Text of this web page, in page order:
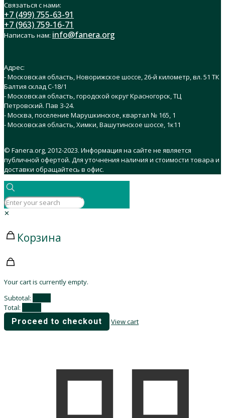
Связаться с нами:
+7 (499) 755-63-91
+7 (963) 759-16-71
Написать нам: info@fanera.org
Адрес:
- Московская область, Новорижское шоссе, 26-й километр, вл. 51 ТК
Балтия склад C-18/1
- Московская область, городской округ Красногорск, ТЦ
Петровский. Пав З-24.
- Москва, поселение Марушкинское, квартал № 165, 1
- Московская область, Химки, Вашутинское шоссе, 1к11
© Fanera.org, 2012-2023. Информация на сайте не является
публичной офертой. Для уточнения наличия и стоимости товара и
доставки обращайтесь в офис.
✕
Корзина
Your cart is currently empty.
Subtotal:
Total:
Proceed to checkout View cart